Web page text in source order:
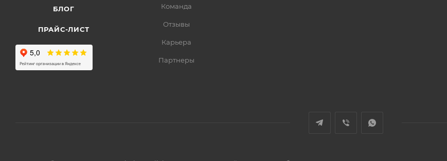
БЛОГ
ПРАЙС-ЛИСТ
Команда
Отзывы
Карьера
Партнеры